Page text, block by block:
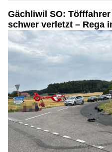
Gächliwil SO:
schwer verletzt – Rega